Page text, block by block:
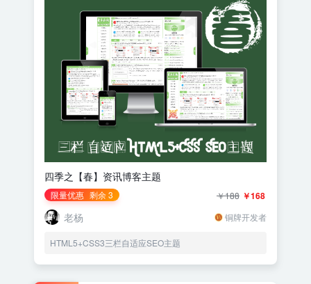
四季之【春】资讯博客主题
限量优惠 剩余 3 ￥168
￥188
老杨 铜牌开发者
HTML5+CSS3三栏自适应SEO主题